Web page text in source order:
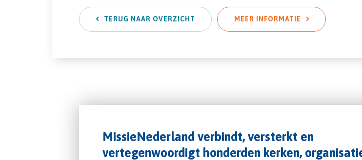
TERUG NAAR OVERZICHT MEER INFORMATIE
MissieNederland verbindt, versterkt en
vertegenwoordigt honderden kerken,